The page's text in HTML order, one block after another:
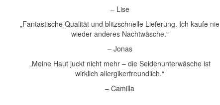
– Lise
„Fantastische Qualität und blitzschnelle Lieferung. Ich kaufe nie
wieder anderes Nachtwäsche.“
– Jonas
„Meine Haut juckt nicht mehr – die Seidenunterwäsche ist
wirklich allergikerfreundlich.“
– Camilla